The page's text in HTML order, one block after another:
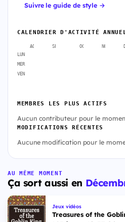
Suivre le guide de style →
CALENDRIER D'ACTIVITÉ ANNUEL
AOÛT SEPT. OCT. NOV.
LUN
MER
VEN
MEMBRES LES PLUS ACTIFS
Aucun contributeur pour le
MODIFICATIONS RÉCENTES
Aucune modification pour le
AU MÊME MOMENT
Ça sort aussi en
Jeux vidéos
Treasures of the